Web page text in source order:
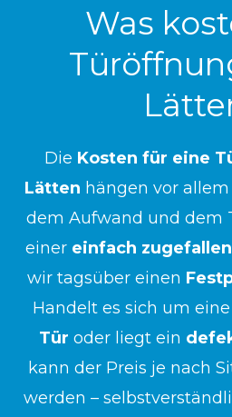
Was
Die Kosten für eine
Lätten hängen vor
dem Aufwand und dem
einer einfach
wir tagsüber einen
Handelt es sich um eine
Tür oder liegt ein
kann der Preis je nach
werden –